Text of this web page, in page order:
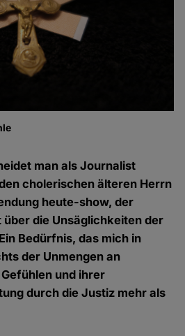
man als Journalist
cholerischen älteren Herrn
heute-show, der
über die Unsäglichkeiten der
Bedürfnis, das mich in
der Unmengen an
und ihrer
durch die Justiz mehr als